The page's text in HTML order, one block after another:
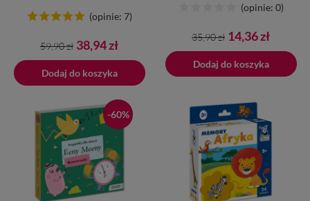
(opinie: 7)
Cena
podstawowa
59,90 zł Cena
38,94 zł
Dodaj do koszyka
(opinie: 0)
Cena
podstawowa
35,90 zł Cena
14,36 zł
Dodaj do koszyka
Dodano do koszyka
-60%